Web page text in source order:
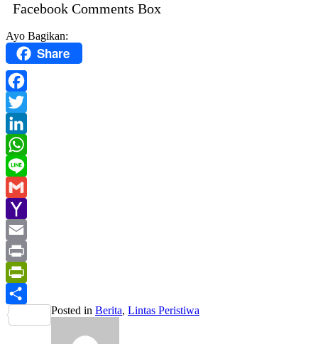
Facebook Comments Box
Ayo Bagikan:
Share
Facebook
Twitter
LinkedIn
WhatsApp
Line
Gmail
Yahoo
Mail
Email
Print
PrintFriendly
Share
Posted in Berita, Lintas Peristiwa